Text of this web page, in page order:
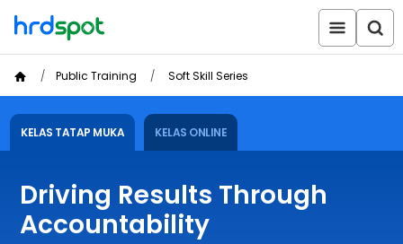
Public Training Soft Skill Series
KELAS TATAP MUKA KELAS ONLINE
Driving Results Through
Accountability